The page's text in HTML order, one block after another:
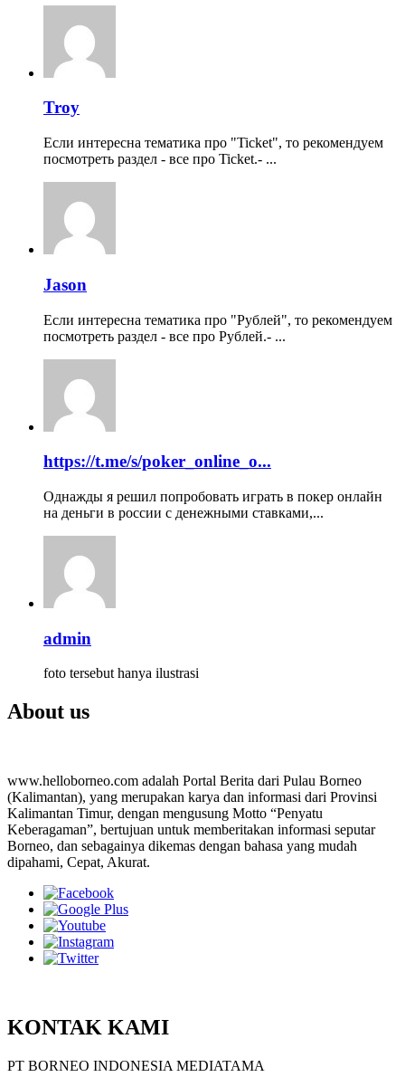
Troy
Если интересна тематика про "Ticket", то рекомендуем
посмотреть раздел - все про Ticket.- ...
Jason
Если интересна тематика про "Рублей", то рекомендуем
посмотреть раздел - все про Рублей.- ...
https://t.me/s/poker_online_o...
Однажды я решил попробовать играть в покер онлайн
на деньги в россии с денежными ставками,...
admin
foto tersebut hanya ilustrasi
About us
www.helloborneo.com adalah Portal Berita dari Pulau Borneo
(Kalimantan), yang merupakan karya dan informasi dari Provinsi
Kalimantan Timur, dengan mengusung Motto “Penyatu
Keberagaman”, bertujuan untuk memberitakan informasi seputar
Borneo, dan sebagainya dikemas dengan bahasa yang mudah
dipahami, Cepat, Akurat.
KONTAK KAMI
PT BORNEO INDONESIA MEDIATAMA